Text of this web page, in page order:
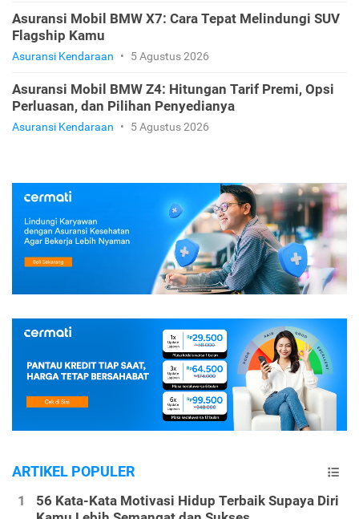
Asuransi Mobil BMW X7: Cara Tepat Melindungi SUV
Flagship Kamu
Asuransi Kendaraan • 5 Agustus 2026
Asuransi Mobil BMW Z4: Hitungan Tarif Premi, Opsi
Perluasan, dan Pilihan Penyedianya
Asuransi Kendaraan • 5 Agustus 2026
ARTIKEL POPULER
56 Kata-Kata Motivasi Hidup Terbaik Supaya Diri